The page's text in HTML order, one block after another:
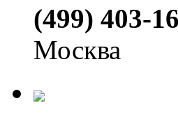
(499) 403-
Москва